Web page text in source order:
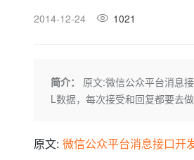
2014-12-24 1021
简介：
原文:微信公众平台消息
L数据，每次接受和回复都要去
原文: 微信公众平台消息接口开
容器
网络与CDN
大数据
安全